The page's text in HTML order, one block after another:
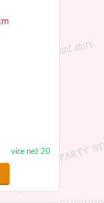
více než 20